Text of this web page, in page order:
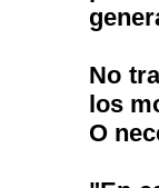
No
los
O